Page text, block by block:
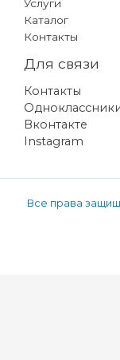
Услуги
Каталог
Контакты
Для связи
Контакты
Вконтакте
Instagram
Все права